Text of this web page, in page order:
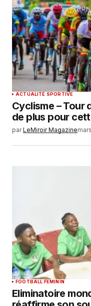
ACTUALITÉ SPORTIVE
Cyclisme – Tour
de plus pour
par LeMiroir Magazine
FOOTBALL FEMININ
Eliminatoire